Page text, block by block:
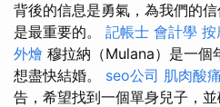
背後的信息是勇氣，為我們的
是最重要的。 記帳士 會計學 按
外燴 穆拉納（Mulana）是一個
想盡快結婚。 seo公司 肌肉酸痛
告，希望找到一個單身兒子，並